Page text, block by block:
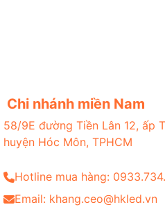
Chi nhánh miền Nam
58/9E đường Tiền Lân 12, ấp
huyện Hóc Môn, TPHCM
Hotline mua hàng:
Email: khang.ceo@hkled.vn